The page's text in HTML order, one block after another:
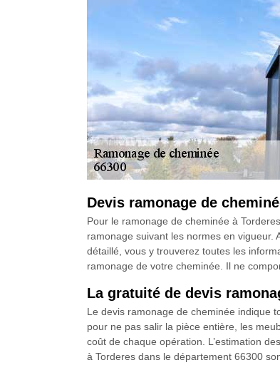
Devis ramonage de
Pour le ramonage de cheminée à
ramonage suivant les normes en
détaillé, vous y trouverez toutes les
ramonage de votre cheminée. Il ne
La gratuité de devis
Le devis ramonage de cheminée indique
pour ne pas salir la pièce entière, les
coût de chaque opération. L’estimation
à Torderes dans le département 66300